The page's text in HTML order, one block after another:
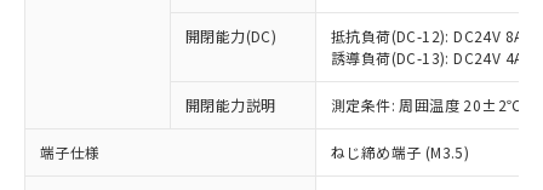
開閉能力(DC)
抵抗負荷(DC-12): DC24V 8A/
誘導負荷(DC-13): DC24V 4A/
開閉能力説明 測定条件: 周囲温度 20±2℃、
端子仕様 ねじ締め端子 (M3.5)
対応済み：EU RoHS指令（10物質）の
非含有に対応した製品が提供可能な商品で